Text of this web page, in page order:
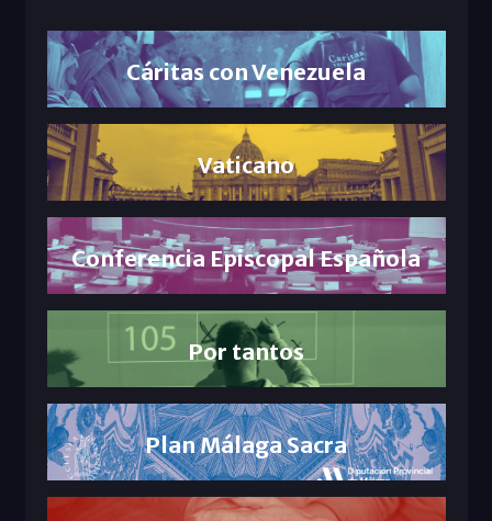
Cáritas con Venezuela
Vaticano
Conferencia Episcopal Española
Por tantos
Plan Málaga Sacra